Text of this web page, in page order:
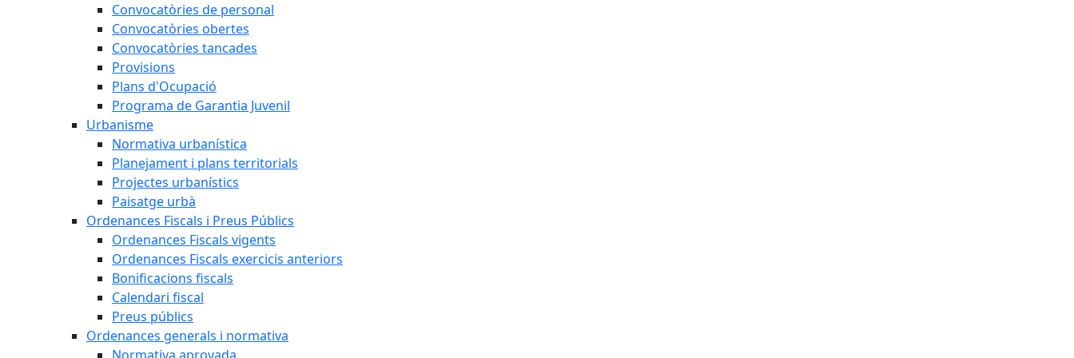
Convocatòries de personal
Convocatòries obertes
Convocatòries tancades
Provisions
Plans d'Ocupació
Programa de Garantia Juvenil
Urbanisme
Normativa urbanística
Planejament i plans territorials
Projectes urbanístics
Paisatge urbà
Ordenances Fiscals i Preus Públics
Ordenances Fiscals vigents
Ordenances Fiscals exercicis anteriors
Bonificacions fiscals
Calendari fiscal
Preus públics
Ordenances generals i normativa